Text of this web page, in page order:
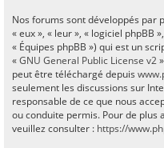
Nos forums sont développés par
« eux », « leur », « logiciel phpBB
« Équipes phpBB ») qui est un
«GNU General Public License v2
peut être téléchargé depuis
seulement les discussions sur
responsable de ce que nous
ou conduite permis. Pour de plus
veuillez consulter : https://